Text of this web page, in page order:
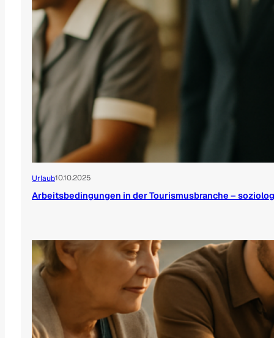
Urlaub10.10.2025
Arbeitsbedingungen in der Tourismusbranche –